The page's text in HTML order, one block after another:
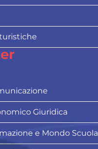
Giuridica
e Mondo Scuola